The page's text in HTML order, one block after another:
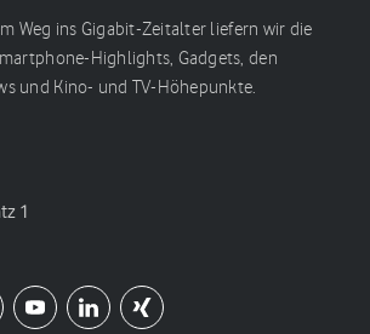
Weg ins Gigabit-Zeitalter liefern wir die
Highlights, Gadgets, den
und Kino- und TV-Höhepunkte.
1